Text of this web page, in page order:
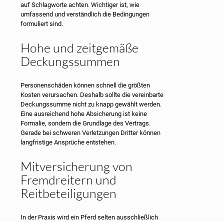
auf Schlagworte achten. Wichtiger ist, wie
umfassend und verständlich die Bedingungen
formuliert sind.
Hohe und zeitgemäße
Deckungssummen
Personenschäden können schnell die größten
Kosten verursachen. Deshalb sollte die vereinbarte
Deckungssumme nicht zu knapp gewählt werden.
Eine ausreichend hohe Absicherung ist keine
Formalie, sondern die Grundlage des Vertrags.
Gerade bei schweren Verletzungen Dritter können
langfristige Ansprüche entstehen.
Mitversicherung von
Fremdreitern und
Reitbeteiligungen
In der Praxis wird ein Pferd selten ausschließlich